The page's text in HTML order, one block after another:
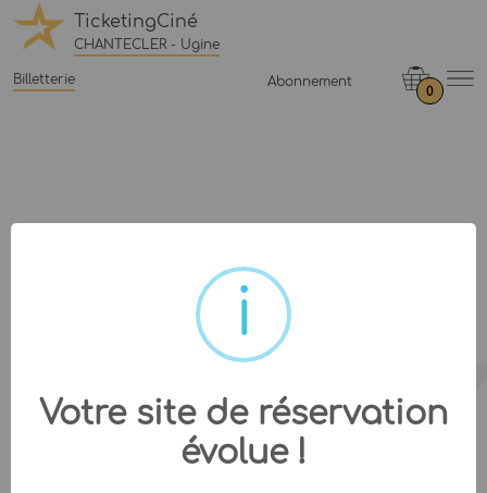
TicketingCiné
CHANTECLER - Ugine
Billetterie Abonnement
0
Votre site de réservation
évolue !